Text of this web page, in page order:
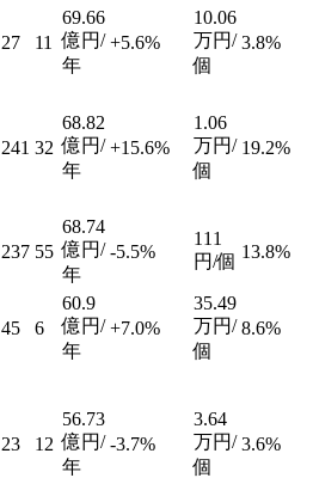
27 11
69.66
億円/
年
+5.6%
10.06
万円/
個
3.8%
241 32
68.82
億円/
年
+15.6%
1.06
万円/
個
19.2%
237 55
68.74
億円/
年
-5.5%
111
円/個 13.8%
45 6
60.9
億円/
年
+7.0%
35.49
万円/
個
8.6%
23 12
56.73
億円/
年
-3.7%
3.64
万円/
個
3.6%